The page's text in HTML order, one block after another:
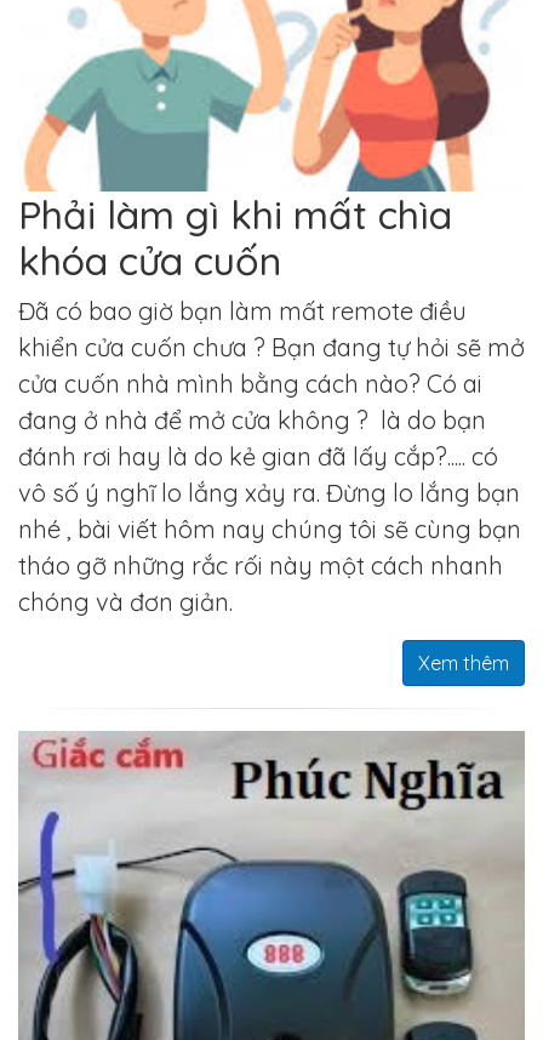
Phải làm gì khi mất chìa
khóa cửa cuốn
Đã có bao giờ bạn làm mất remote điều
khiển cửa cuốn chưa ? Bạn đang tự hỏi sẽ mở
cửa cuốn nhà mình bằng cách nào? Có ai
đang ở nhà để mở cửa không ? là do bạn
đánh rơi hay là do kẻ gian đã lấy cắp?..... có
vô số ý nghĩ lo lắng xảy ra. Đừng lo lắng bạn
nhé , bài viết hôm nay chúng tôi sẽ cùng bạn
tháo gỡ những rắc rối này một cách nhanh
chóng và đơn giản.
Xem thêm